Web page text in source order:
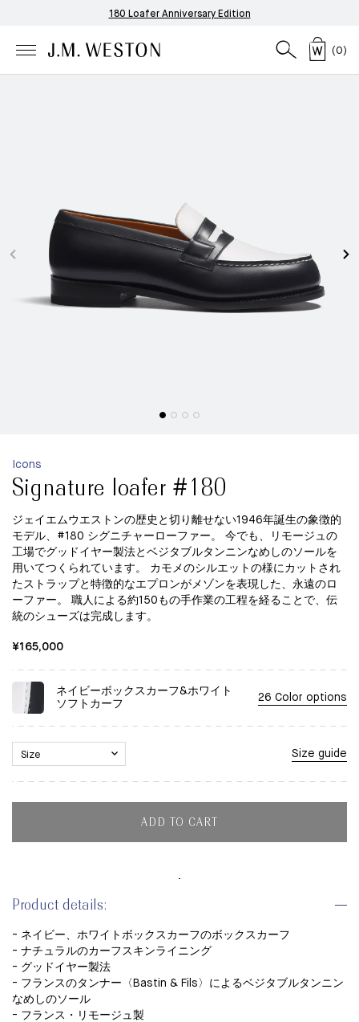
180 Loafer Anniversary Edition
(0)
Icons
Signature loafer #180
ジェイエムウエストンの歴史と切り離せない1946年誕生の象徴的
モデル、#180 シグニチャーローファー。 今でも、リモージュの
工場でグッドイヤー製法とベジタブルタンニンなめしのソールを
用いてつくられています。 カモメのシルエットの様にカットされ
たストラップと特徴的なエプロンがメゾンを表現した、永遠のロ
ーファー。 職人による約150もの手作業の工程を経ることで、伝
統のシューズは完成します。
¥165,000
ネイビーボックスカーフ&ホワイト
ソフトカーフ
26 Color options
Size guide
ADD TO CART
Product details:
- ネイビー、ホワイトボックスカーフのボックスカーフ
- ナチュラルのカーフスキンライニング
- グッドイヤー製法
- フランスのタンナー〈Bastin & Fils〉によるベジタブルタンニン
なめしのソール
- フランス・リモージュ製